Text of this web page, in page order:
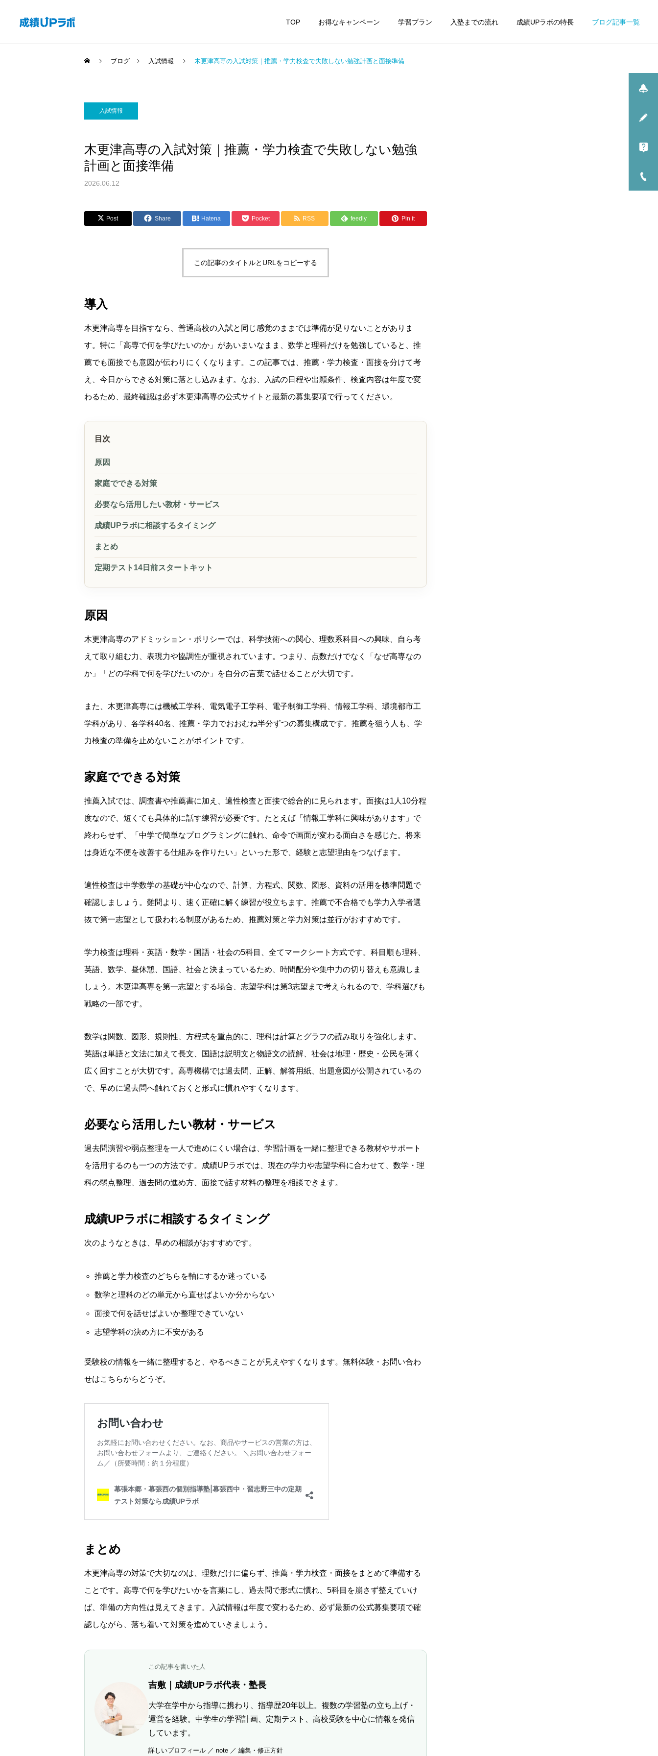
TOP お得なキャンペーン 学習プラン 入塾までの流れ 成績UPラボの特長 ブログ記事一覧
ブログ 入試情報 木更津高専の入試対策｜推薦・学力検査で失敗しない勉強計画と面接準備
入試情報
木更津高専の入試対策｜推薦・学力検査で失敗しない勉強
計画と面接準備
2026.06.12
Post Share Hatena Pocket RSS feedly Pin it
この記事のタイトルとURLをコピーする
導入
木更津高専を目指すなら、普通高校の入試と同じ感覚のままでは準備が足りないことがありま
す。特に「高専で何を学びたいのか」があいまいなまま、数学と理科だけを勉強していると、推
薦でも面接でも意図が伝わりにくくなります。この記事では、推薦・学力検査・面接を分けて考
え、今日からできる対策に落とし込みます。なお、入試の日程や出願条件、検査内容は年度で変
わるため、最終確認は必ず木更津高専の公式サイトと最新の募集要項で行ってください。
目次
原因
家庭でできる対策
必要なら活用したい教材・サービス
成績UPラボに相談するタイミング
まとめ
定期テスト14日前スタートキット
原因
木更津高専のアドミッション・ポリシーでは、科学技術への関心、理数系科目への興味、自ら考
えて取り組む力、表現力や協調性が重視されています。つまり、点数だけでなく「なぜ高専なの
か」「どの学科で何を学びたいのか」を自分の言葉で話せることが大切です。
また、木更津高専には機械工学科、電気電子工学科、電子制御工学科、情報工学科、環境都市工
学科があり、各学科40名、推薦・学力でおおむね半分ずつの募集構成です。推薦を狙う人も、学
力検査の準備を止めないことがポイントです。
家庭でできる対策
推薦入試では、調査書や推薦書に加え、適性検査と面接で総合的に見られます。面接は1人10分程
度なので、短くても具体的に話す練習が必要です。たとえば「情報工学科に興味があります」で
終わらせず、「中学で簡単なプログラミングに触れ、命令で画面が変わる面白さを感じた。将来
は身近な不便を改善する仕組みを作りたい」といった形で、経験と志望理由をつなげます。
適性検査は中学数学の基礎が中心なので、計算、方程式、関数、図形、資料の活用を標準問題で
確認しましょう。難問より、速く正確に解く練習が役立ちます。推薦で不合格でも学力入学者選
抜で第一志望として扱われる制度があるため、推薦対策と学力対策は並行がおすすめです。
学力検査は理科・英語・数学・国語・社会の5科目、全てマークシート方式です。科目順も理科、
英語、数学、昼休憩、国語、社会と決まっているため、時間配分や集中力の切り替えも意識しま
しょう。木更津高専を第一志望とする場合、志望学科は第3志望まで考えられるので、学科選びも
戦略の一部です。
数学は関数、図形、規則性、方程式を重点的に、理科は計算とグラフの読み取りを強化します。
英語は単語と文法に加えて長文、国語は説明文と物語文の読解、社会は地理・歴史・公民を薄く
広く回すことが大切です。高専機構では過去問、正解、解答用紙、出題意図が公開されているの
で、早めに過去問へ触れておくと形式に慣れやすくなります。
必要なら活用したい教材・サービス
過去問演習や弱点整理を一人で進めにくい場合は、学習計画を一緒に整理できる教材やサポート
を活用するのも一つの方法です。成績UPラボでは、現在の学力や志望学科に合わせて、数学・理
科の弱点整理、過去問の進め方、面接で話す材料の整理を相談できます。
成績UPラボに相談するタイミング
次のようなときは、早めの相談がおすすめです。
推薦と学力検査のどちらを軸にするか迷っている
数学と理科のどの単元から直せばよいか分からない
面接で何を話せばよいか整理できていない
志望学科の決め方に不安がある
受験校の情報を一緒に整理すると、やるべきことが見えやすくなります。無料体験・お問い合わ
せはこちらからどうぞ。
まとめ
木更津高専の対策で大切なのは、理数だけに偏らず、推薦・学力検査・面接をまとめて準備する
ことです。高専で何を学びたいかを言葉にし、過去問で形式に慣れ、5科目を崩さず整えていけ
ば、準備の方向性は見えてきます。入試情報は年度で変わるため、必ず最新の公式募集要項で確
認しながら、落ち着いて対策を進めていきましょう。
この記事を書いた人
吉敷｜成績UPラボ代表・塾長
大学在学中から指導に携わり、指導歴20年以上。複数の学習塾の立ち上げ・
運営を経験。中学生の学習計画、定期テスト、高校受験を中心に情報を発信
しています。
詳しいプロフィール ／ note ／ 編集・修正方針